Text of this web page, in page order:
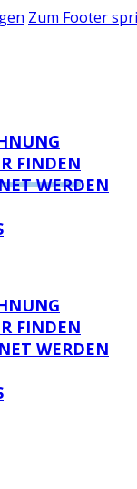
Zum Footer
FINDEN
WERDEN
FINDEN
WERDEN